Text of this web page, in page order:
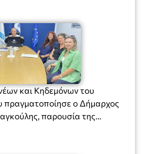
και Κηδεμόνων του
πραγματοποίησε ο Δήμαρχος
παρουσία της
Μαριάννας Χαΐτα.